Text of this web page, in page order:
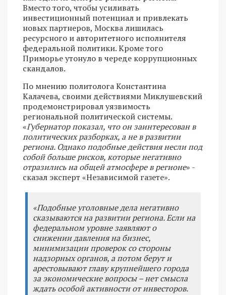
Вместо того, чтобы усиливать
инвестиционный потенциал и привлекать
новых партнеров, Москва лишилась
ресурсного и авторитетного исполнителя
федеральной политики. Кроме того
Приморье утонуло в череде коррупционных
скандалов.
По мнению политолога Константина
Калачева, своими действиями Миклушевский
продемонстрировал уязвимость
региональной политической системы.
«Губернатор показал, что он заинтересован в
политических разборках, а не в развитии
региона. Однако подобные действия несли под
собой больше рисков, которые негативно
отразились на общей атмосфере в регионе» -
сказал эксперт «Независимой газете».
«Подобные уголовные дела негативно
сказываются на развитии региона. Если на
федеральном уровне заявляют о
снижении давления на бизнес,
минимизации проверок со стороны
надзорных органов, а потом берут и
арестовывают главу крупнейшего города
за экономические вопросы – нет смысла
ждать особой активности от инвесторов.